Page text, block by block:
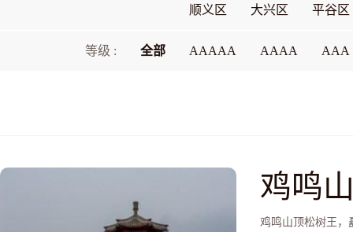
顺义区
大兴区 平谷区
等级 : 全部 AAAAA AAAA AAA
鸡鸣
鸡鸣山顶松树王，